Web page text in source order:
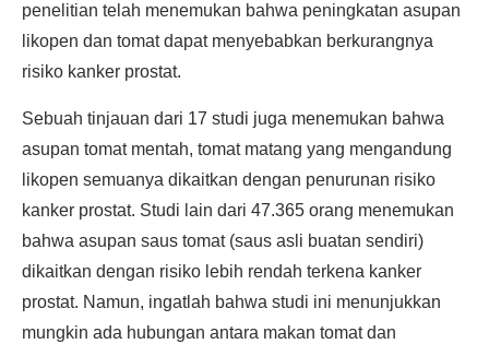
penelitian telah menemukan bahwa peningkatan asupan
likopen dan tomat dapat menyebabkan berkurangnya
risiko kanker prostat.
Sebuah tinjauan dari 17 studi juga menemukan bahwa
asupan tomat mentah, tomat matang yang mengandung
likopen semuanya dikaitkan dengan penurunan risiko
kanker prostat. Studi lain dari 47.365 orang menemukan
bahwa asupan saus tomat (saus asli buatan sendiri)
dikaitkan dengan risiko lebih rendah terkena kanker
prostat. Namun, ingatlah bahwa studi ini menunjukkan
mungkin ada hubungan antara makan tomat dan